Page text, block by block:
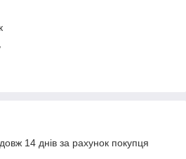
14 днів за рахунок покупця